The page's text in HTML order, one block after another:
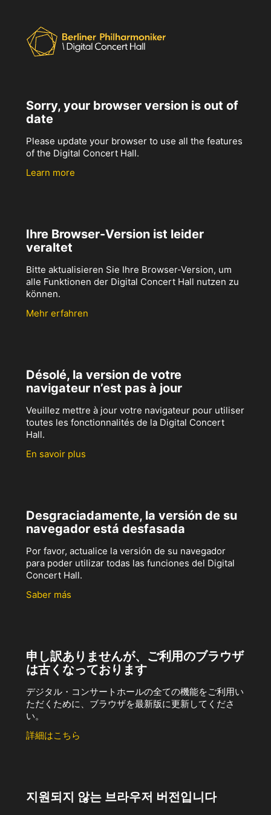
Sorry, your browser version is out of
date
Please update your browser to use all the features
of the Digital Concert Hall.
Learn more
Ihre Browser-Version ist leider
veraltet
Bitte aktualisieren Sie Ihre Browser-Version, um
alle Funktionen der Digital Concert Hall nutzen zu
können.
Mehr erfahren
Désolé, la version de votre
navigateur n’est pas à jour
Veuillez mettre à jour votre navigateur pour utiliser
toutes les fonctionnalités de la Digital Concert
Hall.
En savoir plus
Desgraciadamente, la versión de su
navegador está desfasada
Por favor, actualice la versión de su navegador
para poder utilizar todas las funciones del Digital
Concert Hall.
Saber más
申し訳ありませんが、ご利用のブラウザ
は古くなっております
デジタル・コンサートホールの全ての機能をご利用い
ただくために、ブラウザを最新版に更新してくださ
い。
詳細はこちら
지원되지 않는 브라우저 버전입니다